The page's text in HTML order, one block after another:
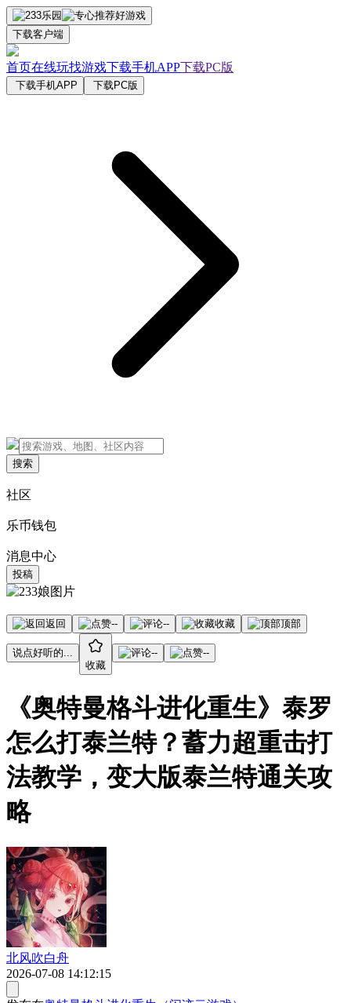
下载客户端
首页在线玩找游戏下载手机APP下载PC版
下载手机APP 下载PC版
搜索
社区
乐币钱包
消息中心
投稿
返回 -- -- 收藏 顶部
说点好听的...
收藏
-- --
《奥特曼格斗进化重生》泰罗
怎么打泰兰特？蓄力超重击打
法教学，变大版泰兰特通关攻
略
北风吹白舟
2026-07-08 14:12:15